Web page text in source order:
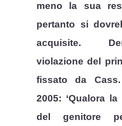
meno la sua
pertanto si
acquisite.
violazione del
fissato da
2005: ‘Qualora
del genitore